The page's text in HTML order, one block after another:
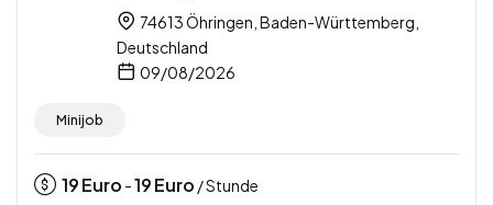
74613 Öhringen, Baden-Württemberg,
Deutschland
09/08/2026
Minijob
19Euro -19Euro / Stunde